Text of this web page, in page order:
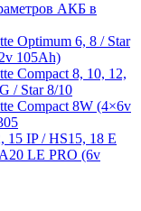
АКБ в
Optimum 6, 8 / Star
105Ah)
Compact 8, 10, 12,
/ Star 8/10
Compact 8W (4×6v
15 IP / HS15, 18 E
LE PRO (6v